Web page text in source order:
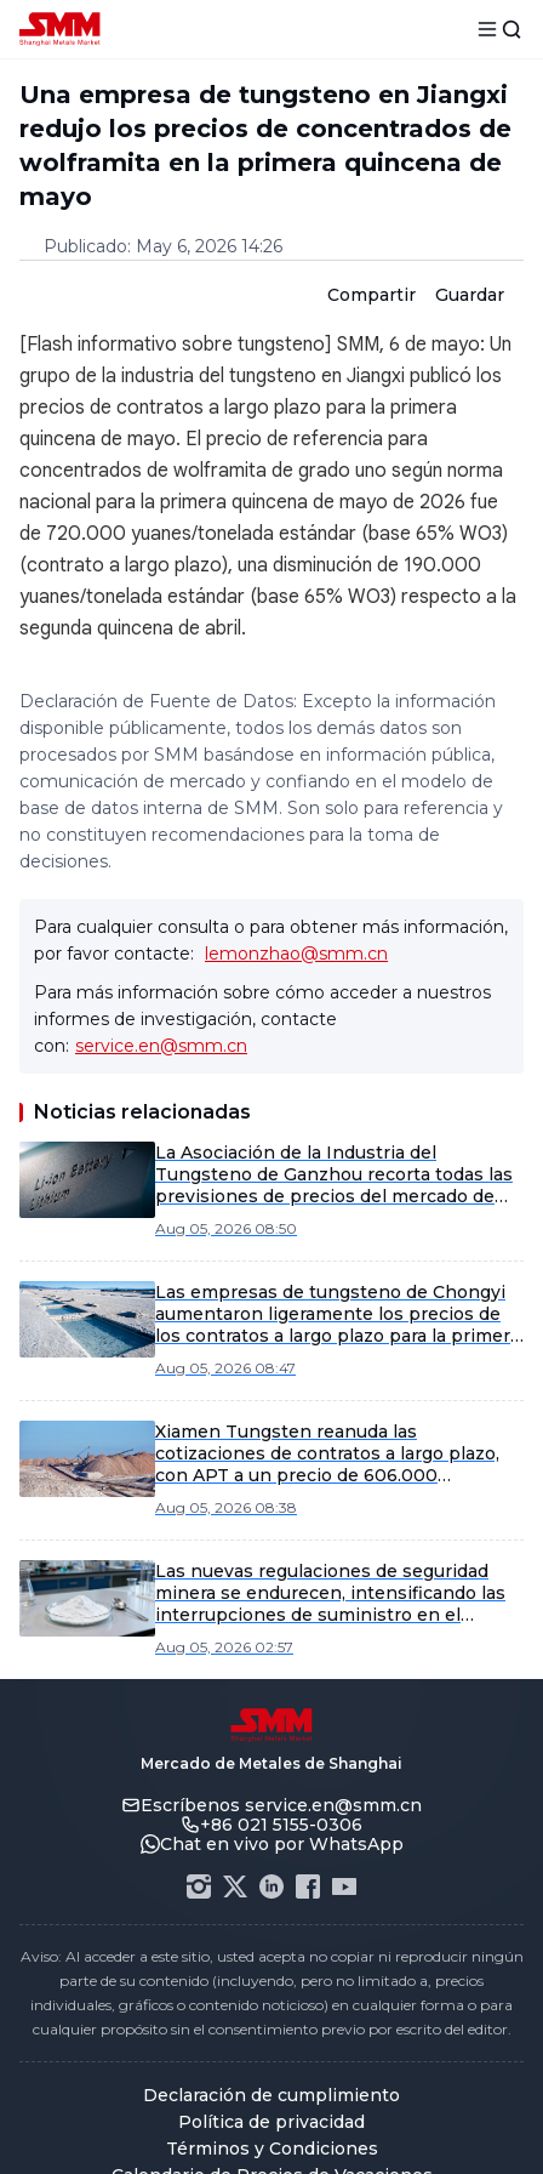
Una empresa de tungsteno en Jiangxi
redujo los precios de concentrados de
wolframita en la primera quincena de
mayo
Publicado: May 6, 2026 14:26
Compartir Guardar
[Flash informativo sobre tungsteno] SMM, 6 de mayo: Un
grupo de la industria del tungsteno en Jiangxi publicó los
precios de contratos a largo plazo para la primera
quincena de mayo. El precio de referencia para
concentrados de wolframita de grado uno según norma
nacional para la primera quincena de mayo de 2026 fue
de 720.000 yuanes/tonelada estándar (base 65% WO3)
(contrato a largo plazo), una disminución de 190.000
yuanes/tonelada estándar (base 65% WO3) respecto a la
segunda quincena de abril.
Declaración de Fuente de Datos: Excepto la información
disponible públicamente, todos los demás datos son
procesados por SMM basándose en información pública,
comunicación de mercado y confiando en el modelo de
base de datos interna de SMM. Son solo para referencia y
no constituyen recomendaciones para la toma de
decisiones.
Para cualquier consulta o para obtener más información,
por favor contacte: lemonzhao@smm.cn
Para más información sobre cómo acceder a nuestros
informes de investigación, contacte
con: service.en@smm.cn
Noticias relacionadas
La Asociación de la Industria del
Tungsteno de Ganzhou recorta todas las
previsiones de precios del mercado de
Aug 05, 2026 08:50
Las empresas de tungsteno de Chongyi
aumentaron ligeramente los precios de
los contratos a largo plazo para la primera
Aug 05, 2026 08:47
Xiamen Tungsten reanuda las
cotizaciones de contratos a largo plazo,
con APT a un precio de 606.000
Aug 05, 2026 08:38
Las nuevas regulaciones de seguridad
minera se endurecen, intensificando las
interrupciones de suministro en el
Aug 05, 2026 02:57
Mercado de Metales de Shanghai
Escríbenos service.en@smm.cn
+86 021 5155-0306
Chat en vivo por WhatsApp
Aviso: Al acceder a este sitio, usted acepta no copiar ni reproducir ningún
parte de su contenido (incluyendo, pero no limitado a, precios
individuales, gráficos o contenido noticioso) en cualquier forma o para
cualquier propósito sin el consentimiento previo por escrito del editor.
Declaración de cumplimiento
Política de privacidad
Términos y Condiciones